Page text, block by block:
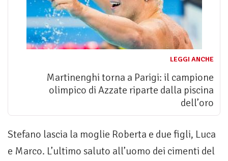
LEGGI ANCHE
Martinenghi torna a Parigi: il campione
olimpico di Azzate riparte dalla piscina
dell’oro
Stefano lascia la moglie Roberta e due figli, Luca
e Marco. L’ultimo saluto all’uomo dei cimenti del